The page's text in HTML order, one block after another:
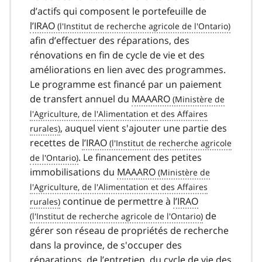
d’actifs qui composent le portefeuille de
l’IRAO
afin d’effectuer des réparations, des
rénovations en fin de cycle de vie et des
améliorations en lien avec des programmes.
Le programme est financé par un paiement
de transfert annuel du MAAARO
, auquel vient s'ajouter une partie des
recettes de l’IRAO
. Le financement des petites
immobilisations du MAAARO
continue de permettre à l’IRAO
de
gérer son réseau de propriétés de recherche
dans la province, de s'occuper des